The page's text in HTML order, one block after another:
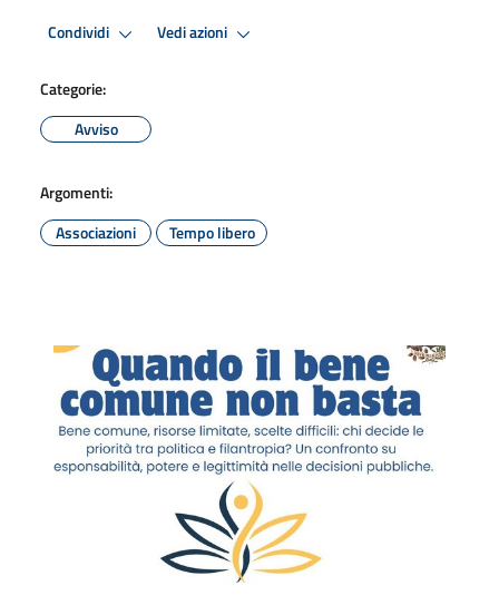
Condividi Vedi azioni
Categorie:
Avviso
Argomenti:
Associazioni
Tempo libero